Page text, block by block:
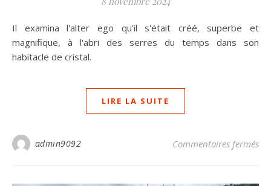
Il examina l'alter ego qu'il s'était créé, superbe et
magnifique, à l'abri des serres du temps dans son
habitacle de cristal.
LIRE LA SUITE
admin9092 Commentaires fermés